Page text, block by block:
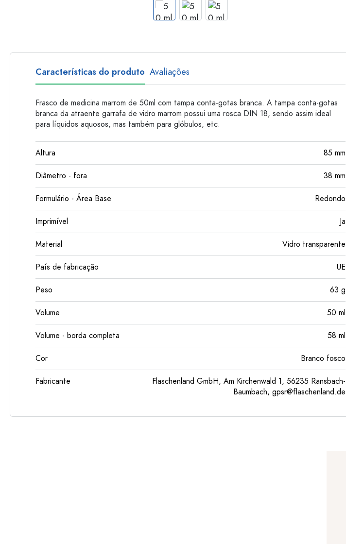
Garrafas de plastico
Características do produto Avaliações
Frasco de medicina marrom de 50ml com tampa conta-gotas branca. A tampa conta-gotas
branca da atraente garrafa de vidro marrom possui uma rosca DIN 18, sendo assim ideal
para líquidos aquosos, mas também para glóbulos, etc.
Altura 85 mm
Diâmetro - fora 38 mm
Formulário - Área Base Redondo
Imprimível Ja
Material Vidro transparente
País de fabricação UE
Peso 63 g
Volume 50 ml
Volume - borda completa 58 ml
Cor Branco fosco
Fabricante
Flaschenland GmbH, Am Kirchenwald 1, 56235 Ransbach-
Baumbach, gpsr@flaschenland.de